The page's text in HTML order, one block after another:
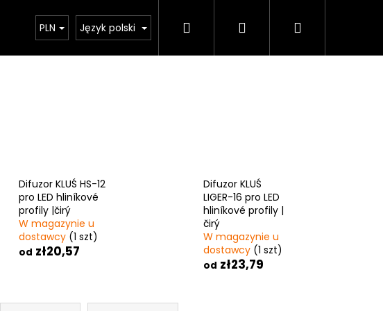
Kalkulator oświetlenia
PLN Język polski Szukaj Zaloguj Koszyk
Difuzor KLUŚ HS-12
pro LED hliníkové
profily |čirý
W magazynie u
dostawcy (1 szt)
od zł20,57
Difuzor KLUŚ
LIGER-16 pro LED
hliníkové profily |
čirý
W magazynie u
dostawcy (1 szt)
od zł23,79